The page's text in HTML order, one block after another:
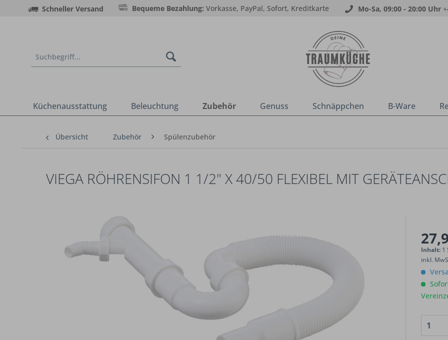
Schneller Versand Bequeme Bezahlung: Vorkasse, PayPal, Sofort, Kreditkarte Mo-Sa, 09:00 - 20:00 Uhr
Küchenausstattung Beleuchtung Zubehör Genuss Schnäppchen B-Ware
Übersicht Zubehör Spülenzubehör
VIEGA RÖHRENSIFON 1 1/2" X 40/50 FLEXIBEL MIT
Inhalt: 1
inkl.